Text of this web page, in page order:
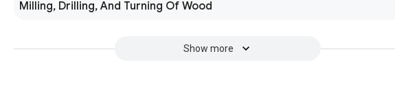
Milling, Drilling, And Turning Of Wood
Show more